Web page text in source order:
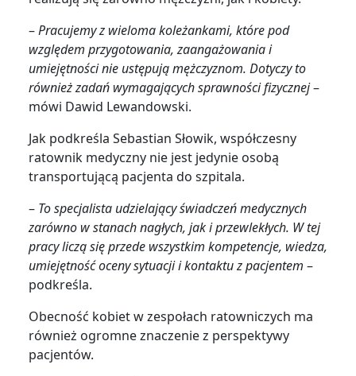
–Pracujemy z wieloma koleżankami, które pod
względem przygotowania, zaangażowania i
umiejętności nie ustępują mężczyznom. Dotyczy to
również zadań wymagających sprawności fizycznej–
mówi Dawid Lewandowski.
Jak podkreśla Sebastian Słowik, współczesny
ratownik medyczny nie jest jedynie osobą
transportującą pacjenta do szpitala.
– To specjalista udzielający świadczeń medycznych
zarówno w stanach nagłych, jak i przewlekłych. W tej
pracy liczą się przede wszystkim kompetencje, wiedza,
umiejętność oceny sytuacji i kontaktu z pacjentem –
podkreśla.
Obecność kobiet w zespołach ratowniczych ma
również ogromne znaczenie z perspektywy
pacjentów.